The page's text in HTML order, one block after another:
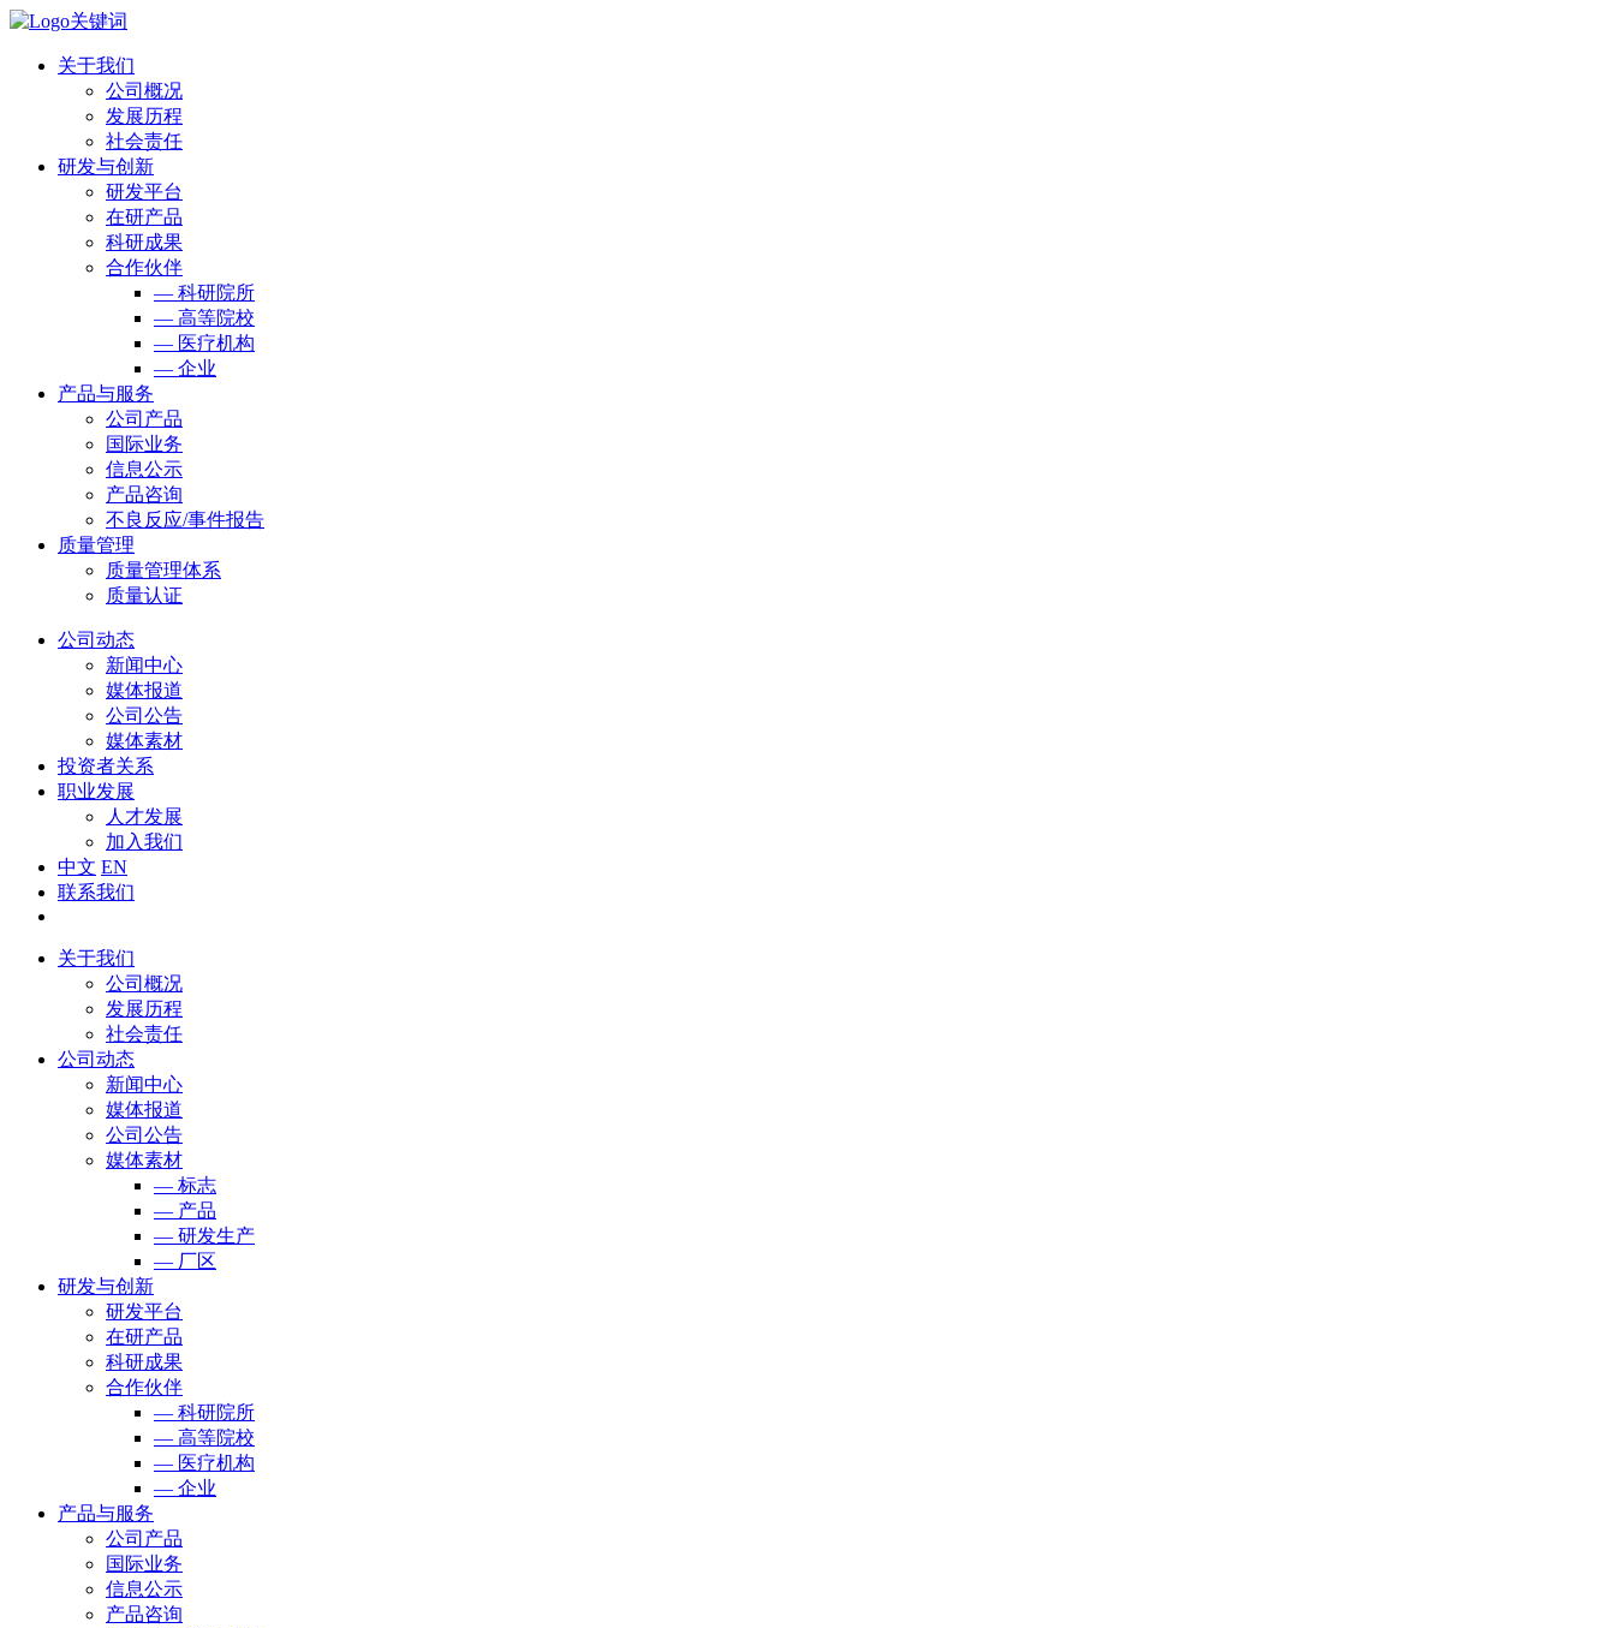
关于我们
公司概况
发展历程
社会责任
研发与创新
研发平台
在研产品
科研成果
合作伙伴
— 科研院所
— 高等院校
— 医疗机构
— 企业
产品与服务
公司产品
国际业务
信息公示
产品咨询
不良反应/事件报告
质量管理
质量管理体系
质量认证
公司动态
新闻中心
媒体报道
公司公告
媒体素材
投资者关系
职业发展
人才发展
加入我们
中文 EN
联系我们
关于我们
公司概况
发展历程
社会责任
公司动态
新闻中心
媒体报道
公司公告
媒体素材
— 标志
— 产品
— 研发生产
— 厂区
研发与创新
研发平台
在研产品
科研成果
合作伙伴
— 科研院所
— 高等院校
— 医疗机构
— 企业
产品与服务
公司产品
国际业务
信息公示
产品咨询